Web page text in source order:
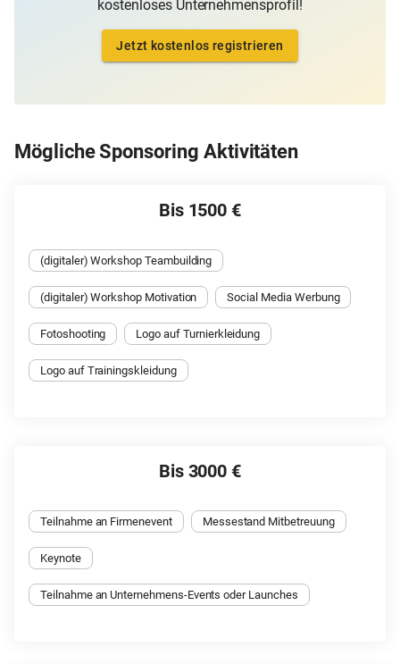
kostenloses Unternehmensprofil!
Jetzt kostenlos registrieren
Mögliche Sponsoring Aktivitäten
Bis 1500 €
(digitaler) Workshop Teambuilding
(digitaler) Workshop Motivation Social Media Werbung
Fotoshooting Logo auf Turnierkleidung
Logo auf Trainingskleidung
Bis 3000 €
Teilnahme an Firmenevent Messestand Mitbetreuung
Keynote
Teilnahme an Unternehmens-Events oder Launches